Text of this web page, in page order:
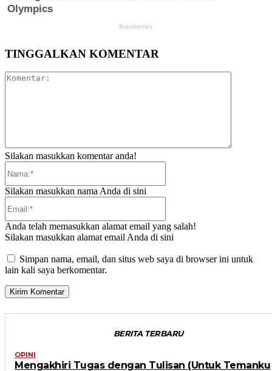
TINGGALKAN KOMENTAR
Silakan masukkan komentar anda!
Silakan masukkan nama Anda di sini
Anda telah memasukkan alamat email yang salah!
Silakan masukkan alamat email Anda di sini
Simpan nama, email, dan situs web saya di browser ini untuk
lain kali saya berkomentar.
BERITA TERBARU
OPINI
Mengakhiri Tugas dengan Tulisan (Untuk Temanku